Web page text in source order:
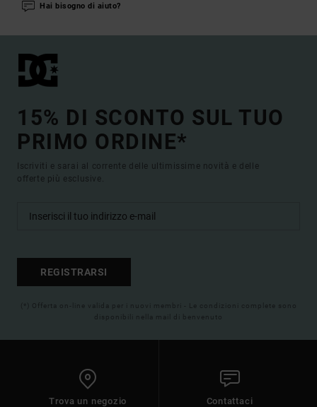
Hai bisogno di aiuto?
15% DI SCONTO SUL TUO
PRIMO ORDINE*
Iscriviti e sarai al corrente delle ultimissime novità e delle
offerte più esclusive.
REGISTRARSI
(*) Offerta on-line valida per i nuovi membri - Le condizioni complete sono
disponibili nella mail di benvenuto
Trova un negozio Contattaci